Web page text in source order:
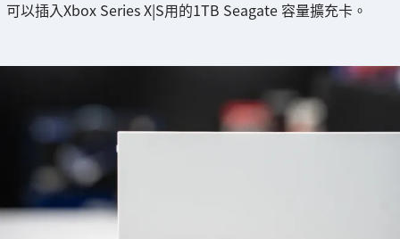
可以插入Xbox Series X|S用的1TB Seagate 容量擴充卡。